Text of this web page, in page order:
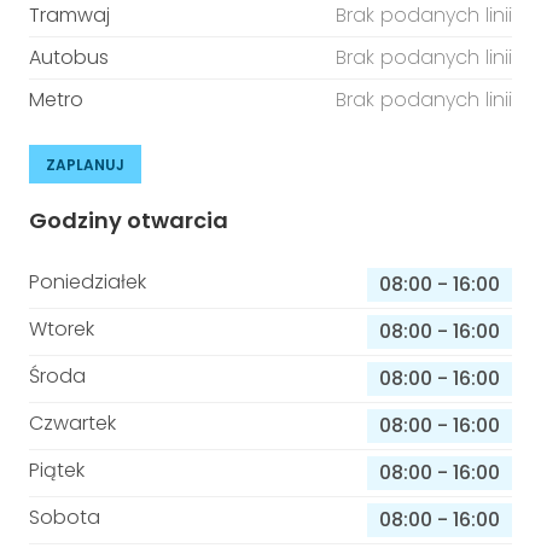
Tramwaj
Brak podanych linii
Autobus
Brak podanych linii
Metro
Brak podanych linii
ZAPLANUJ
Godziny otwarcia
Poniedziałek 08:00 - 16:00
Wtorek
08:00 - 16:00
Środa
08:00 - 16:00
Czwartek
08:00 - 16:00
Piątek
08:00 - 16:00
Sobota
08:00 - 16:00